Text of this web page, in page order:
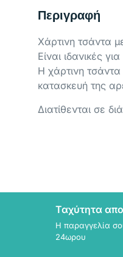
Περιγραφή
Χάρτινη τσάντα
Είναι ιδανικές
Η χάρτινη τσάντα
κατασκευή της
Διατίθενται σε
Ταχύτητα
Η παραγγελία
24ωρου